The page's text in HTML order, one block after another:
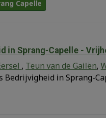
Capelle
in Sprang-Capelle -
, Teun van de Gailën,
Bedrijvigheid in Sprang-